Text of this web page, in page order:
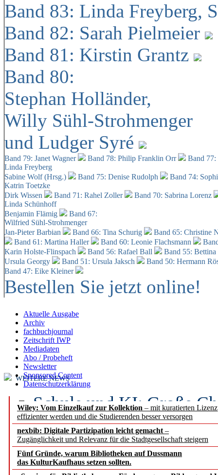
Band 83: Linda Freyberg,
Band 82: Sarah Pielmeier
Band 81: Kirstin Grantz
Band 80:
Stephan Holländer,
Willy Sühl-Strohmenger
und Ludger Syré
Band 79: Janet Wagner Band 78: Philip Franklin Orr
Band
Linda Freyberg
Sabine Wolf (Hrsg.)
Band 75: Denise Rudolph
Band 74:
Katrin Toetzke
Dirk Wissen
Band 71: Rahel Zoller
Band 70: Sabrina Lorenz
Linda Schünhoff
Benjamin Flämig
Band 67:
Wilfried Sühl-Strohmenger
Jan-Pieter Barbian
Band 66: Tina Schurig
Band 65: Christine
Band 61: Martina Haller
Band 60: Leonie Flachsmann
Karin Holste-Flinspach
Band 56: Rafael Ball
Band 55:
Ursula Georgy
Band 51: Ursula Jaksch Band 50: Hermann
Band 47: Eike Kleiner
Bestellen Sie jetzt online!
Aktuelle Ausgabe
Archiv
fachbuchjournal
Zeitschrift IWP
Mediadaten
Abo / Probeheft
Newsletter
Sponsored Content
Datenschutzerklärung
Wiley: Vom Einzelkauf zur Kollektion – mit kuratierten
effizienter werden und die Studierenden besser versorgen
nexbib: Digitale Partizipation leicht gemacht –
Zugänglichkeit und Relevanz für die Stadtgesellschaft steigern
Fünf Gründe, warum Bibliotheken auf Dussmann
das KulturKaufhaus setzen sollten.
WEITERE NEWS
Schule und KI: Große
Voraussetzungen
Erfolgreiches erstes
Segment Research –